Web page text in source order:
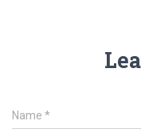
Name *